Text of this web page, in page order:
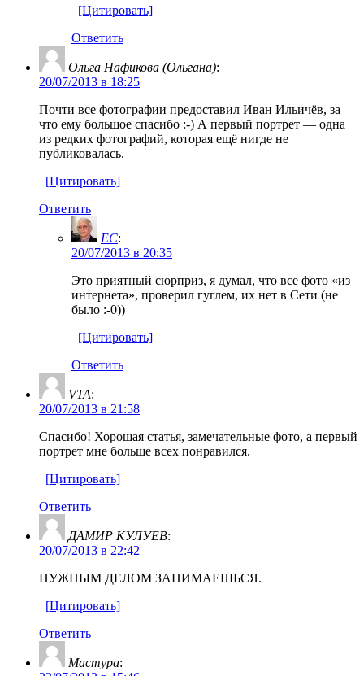
[Цитировать]
Ответить
Ольга Нафикова (Ольгана):
20/07/2013 в 18:25
Почти все фотографии предоставил Иван Ильичёв, за
что ему большое спасибо :-) А первый портрет — одна
из редких фотографий, которая ещё нигде не
публиковалась.
[Цитировать]
Ответить
EC:
20/07/2013 в 20:35
Это приятный сюрприз, я думал, что все фото «из
интернета», проверил гуглем, их нет в Сети (не
было :-0))
[Цитировать]
Ответить
VTA:
20/07/2013 в 21:58
Спасибо! Хорошая статья, замечательные фото, а первый
портрет мне больше всех понравился.
[Цитировать]
Ответить
ДАМИР КУЛУЕВ:
20/07/2013 в 22:42
НУЖНЫМ ДЕЛОМ ЗАНИМАЕШЬСЯ.
[Цитировать]
Ответить
Мастура: